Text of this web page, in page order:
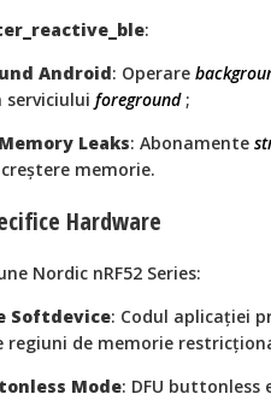
:
Android: Operare
serviciului foreground;
Leaks: Abonamente
memorie.
Hardware
Nordic nRF52 Series:
Softdevice: Codul aplicației
regiuni de memorie
Mode: DFU buttonless